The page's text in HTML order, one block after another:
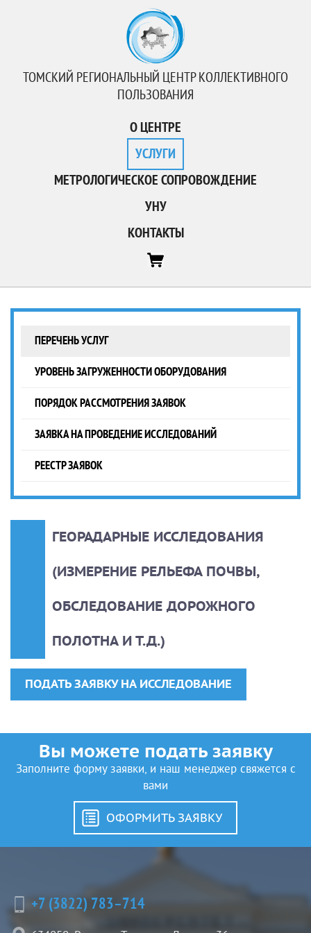
ТОМСКИЙ РЕГИОНАЛЬНЫЙ ЦЕНТР КОЛЛЕКТИВНОГО
ПОЛЬЗОВАНИЯ
О ЦЕНТРЕ
УСЛУГИ
МЕТРОЛОГИЧЕСКОЕ СОПРОВОЖДЕНИЕ
УНУ
КОНТАКТЫ
ПЕРЕЧЕНЬ УСЛУГ
УРОВЕНЬ ЗАГРУЖЕННОСТИ ОБОРУДОВАНИЯ
ПОРЯДОК РАССМОТРЕНИЯ ЗАЯВОК
ЗАЯВКА НА ПРОВЕДЕНИЕ ИССЛЕДОВАНИЙ
РЕЕСТР ЗАЯВОК
ГЕОРАДАРНЫЕ ИССЛЕДОВАНИЯ
(ИЗМЕРЕНИЕ РЕЛЬЕФА ПОЧВЫ,
ОБСЛЕДОВАНИЕ ДОРОЖНОГО
ПОЛОТНА И Т.Д.)
ПОДАТЬ ЗАЯВКУ НА ИССЛЕДОВАНИЕ
Вы можете подать заявку
Заполните форму заявки, и наш менеджер свяжется с
вами
ОФОРМИТЬ ЗАЯВКУ
+7 (3822) 783–714